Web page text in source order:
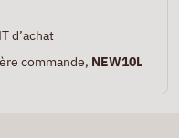
d’achat
commande, NEW10L